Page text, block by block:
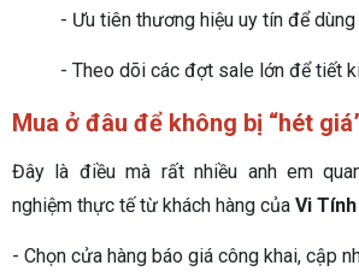
- Ưu tiên thương hiệu uy tín để dùng
- Theo dõi các đợt sale lớn để tiết
Mua ở đâu để không bị “hét
Đây là điều mà rất nhiều anh em
nghiệm thực tế từ khách hàng của Vi
- Chọn cửa hàng báo giá công khai, cập